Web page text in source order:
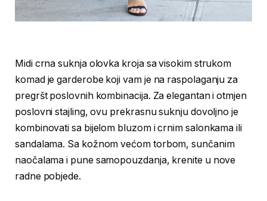
Midi crna suknja olovka kroja sa visokim strukom
komad je garderobe koji vam je na raspolaganju za
pregršt poslovnih kombinacija. Za elegantan i otmjen
poslovni stajling, ovu prekrasnu suknju dovoljno je
kombinovati sa bijelom bluzom i crnim salonkama ili
sandalama. Sa kožnom većom torbom, sunčanim
naočalama i pune samopouzdanja, krenite u nove
radne pobjede.